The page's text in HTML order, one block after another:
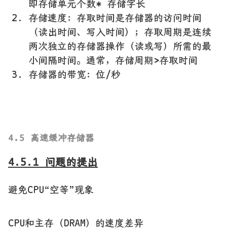
即存储单元个数* 存储字长
存储速度：存取时间是存储器的访问时间
（读出时间、写入时间）；存取周期是连续
两次独立的存储器操作（读或写）所需的最
小间隔时间。通常，存储周期>存取时间
存储器的带宽：位/秒
4.5 高速缓冲存储器
4.5.1 问题的提出
避免CPU“空等”现象
CPU和主存（DRAM）的速度差异